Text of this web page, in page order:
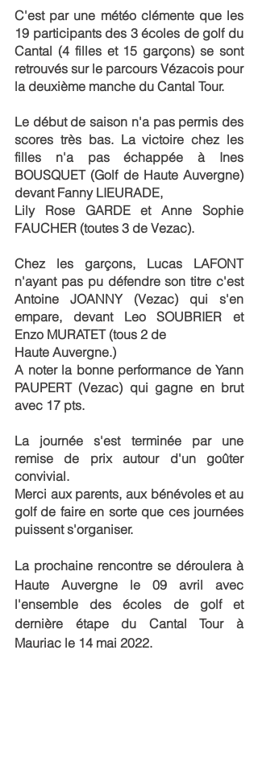
C'est par une météo clémente que les
19 participants des 3 écoles de golf du
Cantal (4 filles et 15 garçons) se sont
retrouvés sur le parcours Vézacois pour
la deuxième manche du Cantal Tour.
Le début de saison n'a pas permis des
scores très bas. La victoire chez les
filles n'a pas échappée à Ines
BOUSQUET (Golf de Haute Auvergne)
devant Fanny LIEURADE,
Lily Rose GARDE et Anne Sophie
FAUCHER (toutes 3 de Vezac).
Chez les garçons, Lucas LAFONT
n'ayant pas pu défendre son titre c'est
Antoine JOANNY (Vezac) qui s'en
empare, devant Leo SOUBRIER et
Enzo MURATET (tous 2 de
Haute Auvergne.)
A noter la bonne performance de Yann
PAUPERT (Vezac) qui gagne en brut
avec 17 pts.
La journée s'est terminée par une
remise de prix autour d'un goûter
convivial.
Merci aux parents, aux bénévoles et au
golf de faire en sorte que ces journées
puissent s'organiser.
La prochaine rencontre se déroulera à
Haute Auvergne le 09 avril avec
l'ensemble des écoles de golf et
dernière étape du Cantal Tour à
Mauriac le 14 mai 2022.